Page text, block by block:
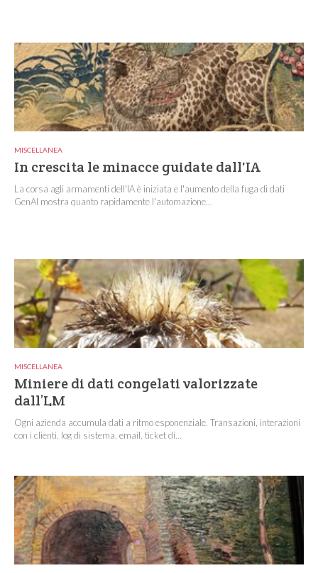
MISCELLANEA
In crescita le minacce guidate dall'IA
La corsa agli armamenti dell'IA è iniziata e l'aumento della fuga di dati
GenAI mostra quanto rapidamente l'automazione...
MISCELLANEA
Miniere di dati congelati valorizzate
dall’LM
Ogni azienda accumula dati a ritmo esponenziale. Transazioni, interazioni
con i clienti, log di sistema, email, ticket di...